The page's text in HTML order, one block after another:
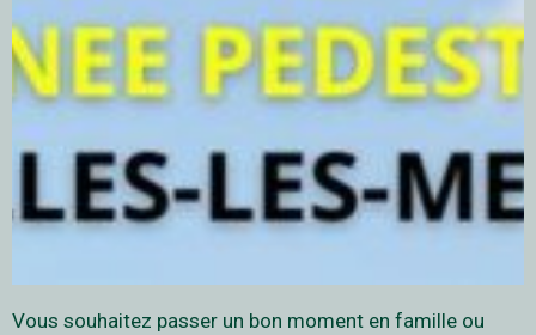
Vous souhaitez passer un bon moment en famille ou